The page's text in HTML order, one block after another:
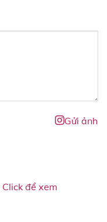
Gửi ảnh
Click để xem